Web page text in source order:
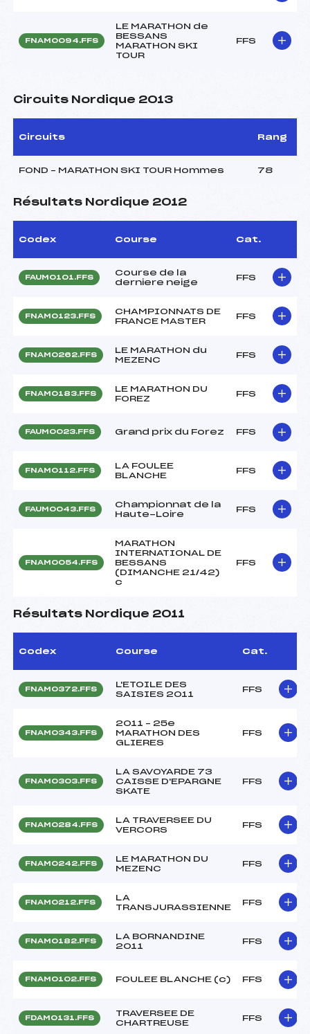
FNAM0094.FFS
LE MARATHON de
BESSANS
MARATHON SKI
TOUR
FFS
Circuits Nordique 2013
Circuits Rang
FOND – MARATHON SKI TOUR Hommes 78
Résultats Nordique 2012
Codex Course Cat.
FAUM0101.FFS
Course de la
derniere neige
FFS
FNAM0123.FFS
CHAMPIONNATS DE
FRANCE MASTER
FFS
FNAM0262.FFS
LE MARATHON du
MEZENC
FFS
FNAM0183.FFS
LE MARATHON DU
FOREZ
FFS
FAUM0023.FFS Grand prix du Forez FFS
FNAM0112.FFS
LA FOULEE
BLANCHE
FFS
FAUM0043.FFS
Championnat de la
Haute-Loire
FFS
FNAM0054.FFS
MARATHON
INTERNATIONAL DE
BESSANS
(DIMANCHE 21/42)
c
FFS
Résultats Nordique 2011
Codex Course Cat.
FNAM0372.FFS
L'ETOILE DES
SAISIES 2011
FFS
FNAM0343.FFS
2011 – 25e
MARATHON DES
GLIERES
FFS
FNAM0303.FFS
LA SAVOYARDE 73
CAISSE D'EPARGNE
SKATE
FFS
FNAM0284.FFS
LA TRAVERSEE DU
VERCORS
FFS
FNAM0242.FFS
LE MARATHON DU
MEZENC
FFS
FNAM0212.FFS
LA
TRANSJURASSIENNE
FFS
FNAM0182.FFS
LA BORNANDINE
2011
FFS
FNAM0102.FFS FOULEE BLANCHE (c) FFS
FDAM0131.FFS
TRAVERSEE DE
CHARTREUSE
FFS